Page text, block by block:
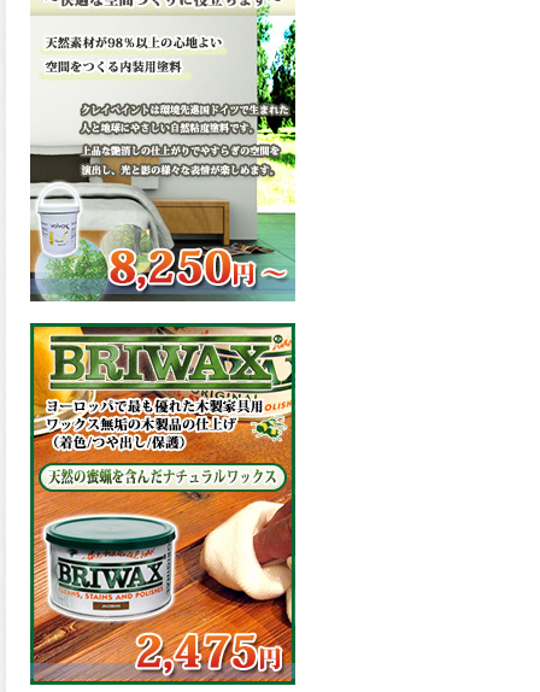
塗料と比べ、滑らかな塗膜表
面を形成し、光沢が高く、抜
群の仕上がり性を提供、一液
プレミアムルーフシリコンが
新しく販売開始致しました。
ご購入はこちらから。
2026.03.12
無機顔料の表面を高緻密ダブ
ルシールド層でガードするこ
とにより、ラジカルの発生を
抑制、エスケープレミアムル
ーフSiが新しく販売開始致し
ました。ご購入はこちらか
ら。
2026.03.11
緻密で強靭な無機系塗膜と、
汚れを降雨で洗い流す親水性
の表面効果により優れた低汚
染性を発揮、エスケープレミ
アム無機ルーフが新しく販売
開始致しました。ご購入はこ
ちらから。
2026.03.09
ハケ塗りでの伸びが良く作業
性と仕上がりに優れた合成樹
脂調合ペイント、SDホルスF4
が新しく販売開始致しまし
た。ご購入はこちらから。